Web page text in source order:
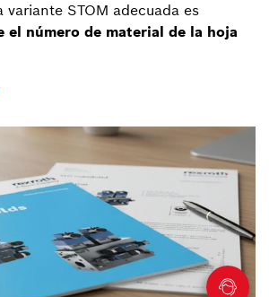
variante STOM adecuada es
el número de material de la hoja